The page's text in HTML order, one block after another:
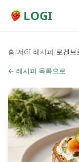
LOGI
홈/저GI 레시피/로겐브
← 레시피 목록으로